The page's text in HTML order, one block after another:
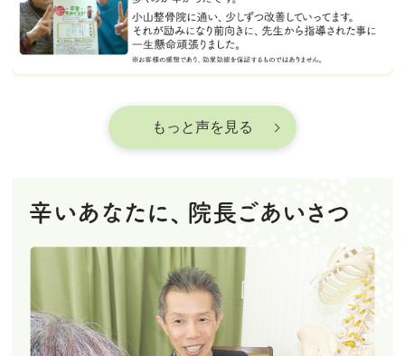
もっと声を見る